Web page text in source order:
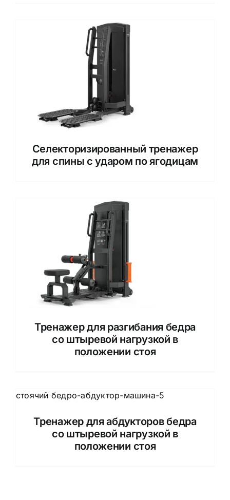
Селекторизированный тренажер
для спины с ударом по ягодицам
Тренажер для разгибания бедра
со штыревой нагрузкой в
положении стоя
Тренажер для абдукторов бедра
со штыревой нагрузкой в
положении стоя